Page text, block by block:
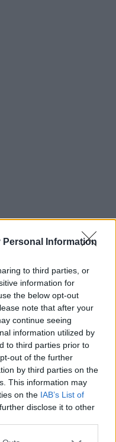
Personal Information
to third parties, or
information for
the below opt-out
note that after your
continue seeing
information utilized by
to third parties prior to
out of the further
by third parties on the
This information may
on the IAB’s List of
disclose it to other